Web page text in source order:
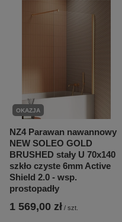
OKAZJA
NZ4 Parawan nawannowy
NEW SOLEO GOLD
BRUSHED stały U 70x140
szkło czyste 6mm Active
Shield 2.0 - wsp.
prostopadły
1 569,00 zł / szt.